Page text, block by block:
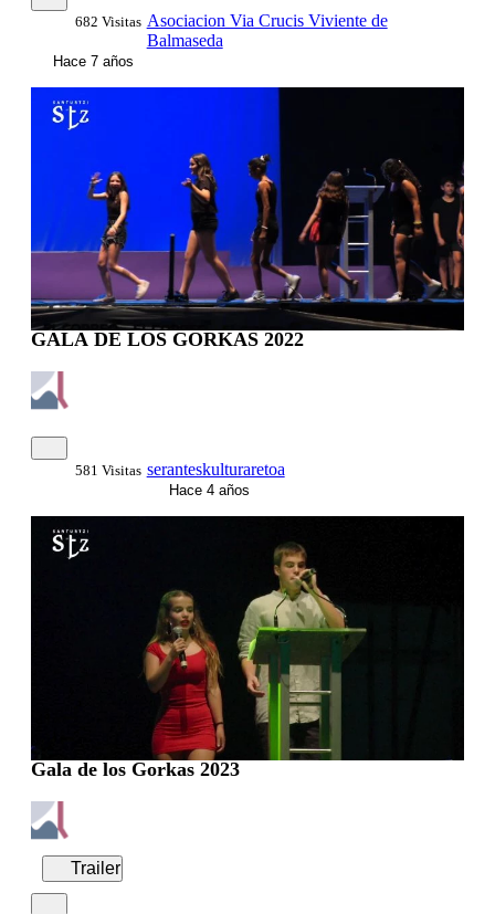
682 Visitas Asociacion Via Crucis Viviente de
Balmaseda
Hace 7 años
00:58:54
GALA DE LOS GORKAS 2022
581 Visitas seranteskulturaretoa
Hace 4 años
Gala de los Gorkas 2023
Trailer